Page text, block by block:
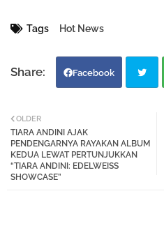
Tags Hot News
Facebook
OLDER
TIARA ANDINI AJAK
PENDENGARNYA RAYAKAN ALBUM
KEDUA LEWAT PERTUNJUKKAN
“TIARA ANDINI: EDELWEISS
SHOWCASE”